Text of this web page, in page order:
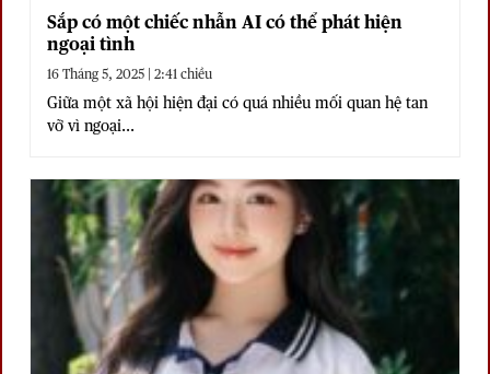
Sắp có một chiếc nhẫn AI có thể phát hiện
ngoại tình
16 Tháng 5, 2025 | 2:41 chiều
Giữa một xã hội hiện đại có quá nhiều mối quan hệ tan
vỡ vì ngoại...